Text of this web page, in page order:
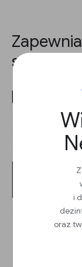
i
oraz